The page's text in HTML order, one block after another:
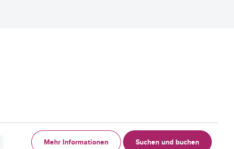
Mehr Informationen Suchen und buchen